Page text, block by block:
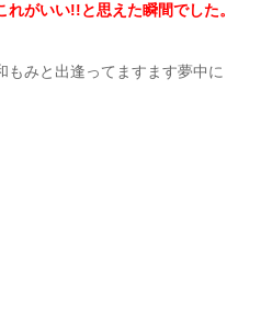
がいい!!と思えた瞬間でした。
みと出逢ってますます夢中に